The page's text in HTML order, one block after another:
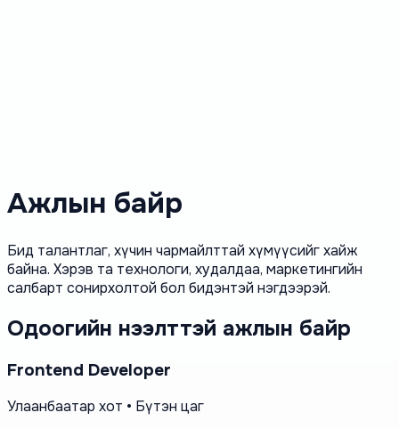
Ажлын байр
Бид талантлаг, хүчин чармайлттай хүмүүсийг хайж
байна. Хэрэв та технологи, худалдаа, маркетингийн
салбарт сонирхолтой бол бидэнтэй нэгдээрэй.
Одоогийн нээлттэй ажлын байр
Frontend Developer
Улаанбаатар хот • Бүтэн цаг